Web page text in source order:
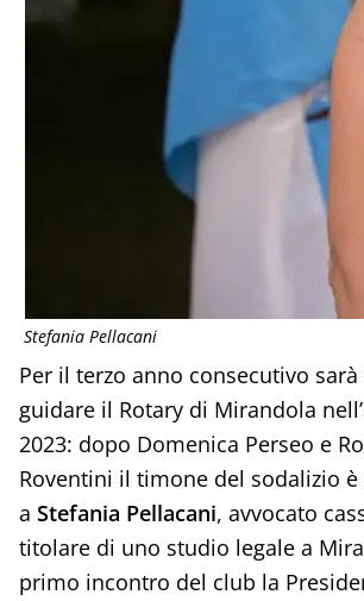
Stefania Pellacani
Per il terzo anno consecutivo
guidare il Rotary di Mirandola
2023: dopo Domenica Perseo e
Roventini il timone del sodalizio
a Stefania Pellacani, avvocato
titolare di uno studio legale a
primo incontro del club la